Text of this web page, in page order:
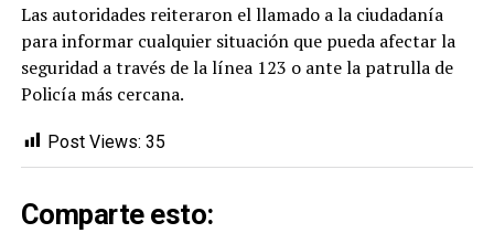
Las autoridades reiteraron el llamado a la ciudadanía
para informar cualquier situación que pueda afectar la
seguridad a través de la línea 123 o ante la patrulla de
Policía más cercana.
Post Views: 35
Comparte esto: